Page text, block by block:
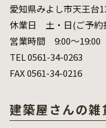
愛知県みよし市天王台
休業日 土・日(ご予約
営業時間 9:00～19:00
TEL 0561-34-0263
FAX 0561-34-0216
建築屋さんの